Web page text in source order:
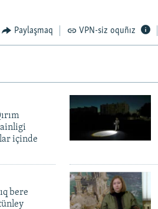
Paylaşmaq VPN-siz oquñız
içinde
bere